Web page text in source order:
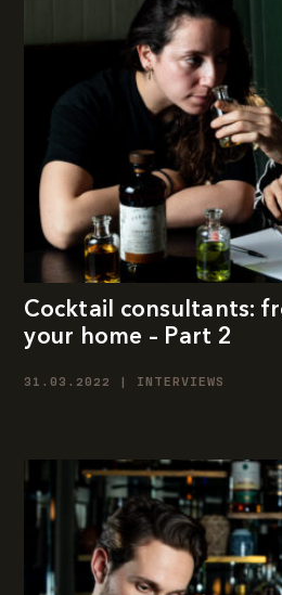
Cocktail consultants:
your home – Part 2
31.03.2022 | INTERVIEWS